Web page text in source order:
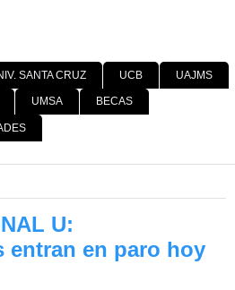
SANTA CRUZ UCB UAJMS
UMSA BECAS
U:
entran en paro hoy